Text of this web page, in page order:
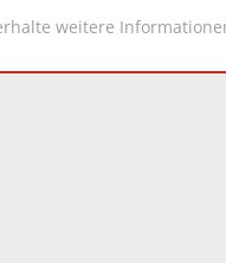
weitere